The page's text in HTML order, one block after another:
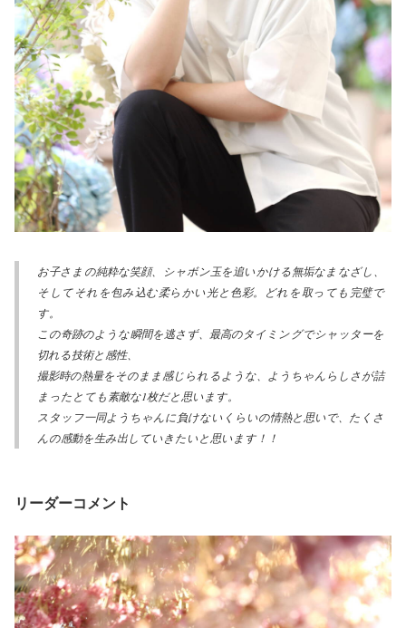
お子さまの純粋な笑顔、シャボン玉を追いかける無垢なまなざし、
そしてそれを包み込む柔らかい光と色彩。どれを取っても完璧で
す。
この奇跡のような瞬間を逃さず、最高のタイミングでシャッターを
切れる技術と感性、
撮影時の熱量をそのまま感じられるような、ようちゃんらしさが詰
まったとても素敵な1枚だと思います。
スタッフ一同ようちゃんに負けないくらいの情熱と思いで、たくさ
んの感動を生み出していきたいと思います！！
リーダーコメント